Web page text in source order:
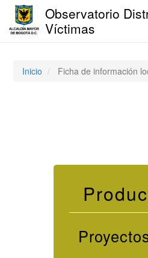
Pasar
contenido
Observatorio
Víctimas
Inicio Ficha de información